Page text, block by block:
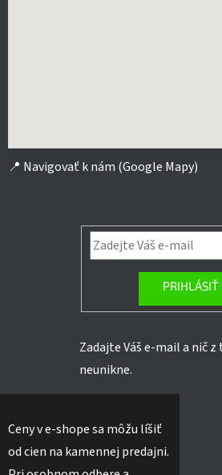
📍 Navigovať k nám (Google Mapy)
PRIHLÁSIŤ
Zadajte Váš e-mail a nič z
neunikne.
Ceny v e-shope sa môžu líšiť
od cien na kamennej predajni.